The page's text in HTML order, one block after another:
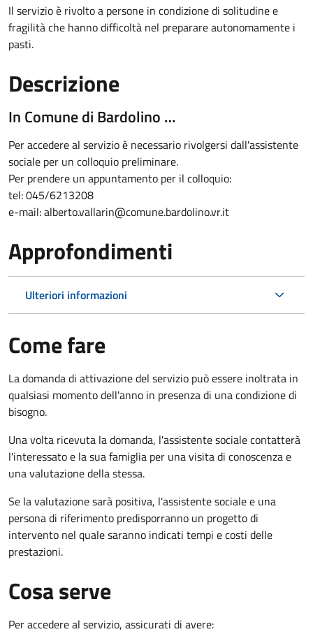
Il servizio è rivolto a persone in condizione di solitudine e
fragilità che hanno difficoltà nel preparare autonomamente i
pasti.
Descrizione
In Comune di Bardolino …
Per accedere al servizio è necessario rivolgersi dall'assistente
sociale per un colloquio preliminare.
Per prendere un appuntamento per il colloquio:
tel: 045/6213208
e-mail: alberto.vallarin@comune.bardolino.vr.it
Approfondimenti
Ulteriori informazioni
Come fare
La domanda di attivazione del servizio può essere inoltrata in
qualsiasi momento dell'anno in presenza di una condizione di
bisogno.
Una volta ricevuta la domanda, l'assistente sociale contatterà
l'interessato e la sua famiglia per una visita di conoscenza e
una valutazione della stessa.
Se la valutazione sarà positiva, l'assistente sociale e una
persona di riferimento predisporranno un progetto di
intervento nel quale saranno indicati tempi e costi delle
prestazioni.
Cosa serve
Per accedere al servizio, assicurati di avere: